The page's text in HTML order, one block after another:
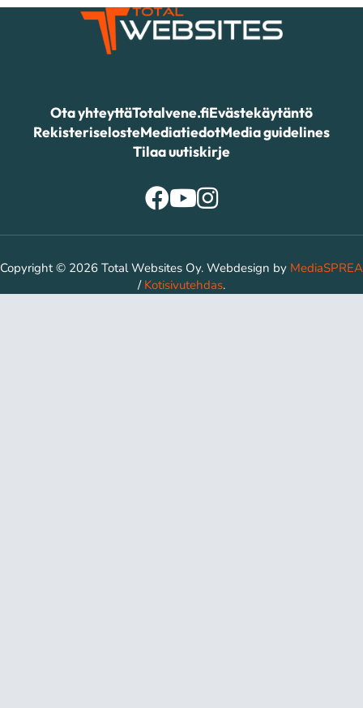
Ota yhteyttäTotalvene.fiEvästekäytäntö
RekisteriselosteMediatiedotMedia guidelines
Tilaa uutiskirje
Copyright © 2026 Total Websites Oy. Webdesign by MediaSPREA
/ Kotisivutehdas.